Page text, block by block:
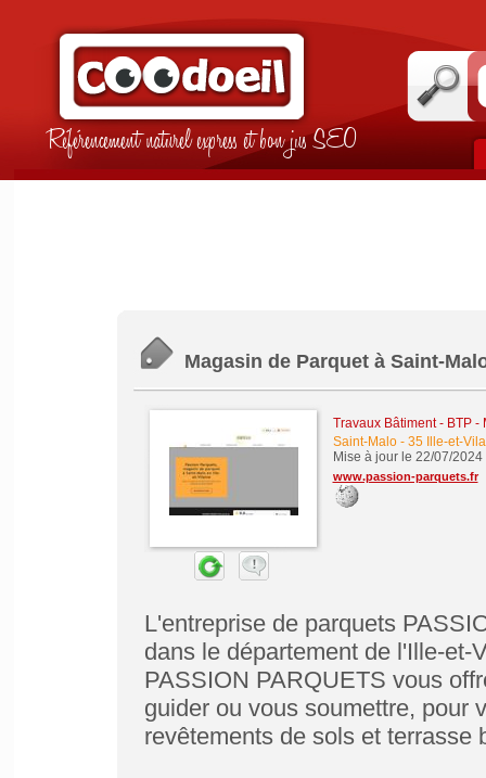
Référencement naturel express et bon jus SEO
Magasin de Parquet à Saint-
Travaux Bâtiment - BTP
Saint-Malo- 35 Ille-et-
Mise à jour le 22/07/2024
www.passion-parquets.fr
L'entreprise de parquets
dans le département de l'Ille-et-
PASSION PARQUETS vous
guider ou vous soumettre, pour
revêtements de sols et terrasse